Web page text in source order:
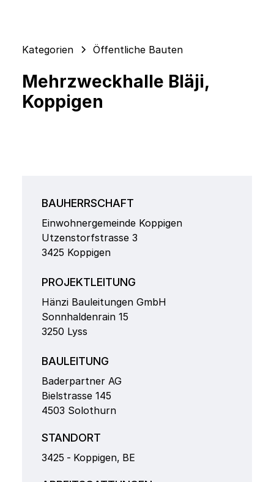
Kategorien Öffentliche Bauten
Mehrzweckhalle Bläji,
Koppigen
BAUHERRSCHAFT
Einwohnergemeinde Koppigen
Utzenstorfstrasse 3
3425 Koppigen
PROJEKTLEITUNG
Hänzi Bauleitungen GmbH
Sonnhaldenrain 15
3250 Lyss
BAULEITUNG
Baderpartner AG
Bielstrasse 145
4503 Solothurn
STANDORT
3425 - Koppigen, BE